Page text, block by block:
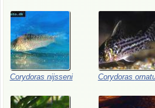
Corydoras nijsseni Corydoras